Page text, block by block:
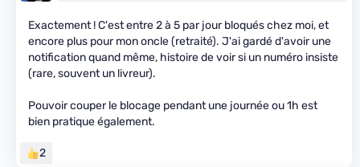
Exactement ! C'est entre 2 à 5 par jour bloqués chez moi, et
encore plus pour mon oncle (retraité). J'ai gardé d'avoir une
notification quand même, histoire de voir si un numéro insiste
(rare, souvent un livreur).
Pouvoir couper le blocage pendant une journée ou 1h est
bien pratique également.
2